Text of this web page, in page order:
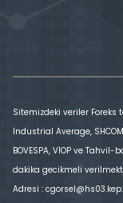
Sitemizdeki veriler Foreks
Industrial Average,
BOVESPA, VİOP ve Tahvil-
dakika gecikmeli
Adresi :